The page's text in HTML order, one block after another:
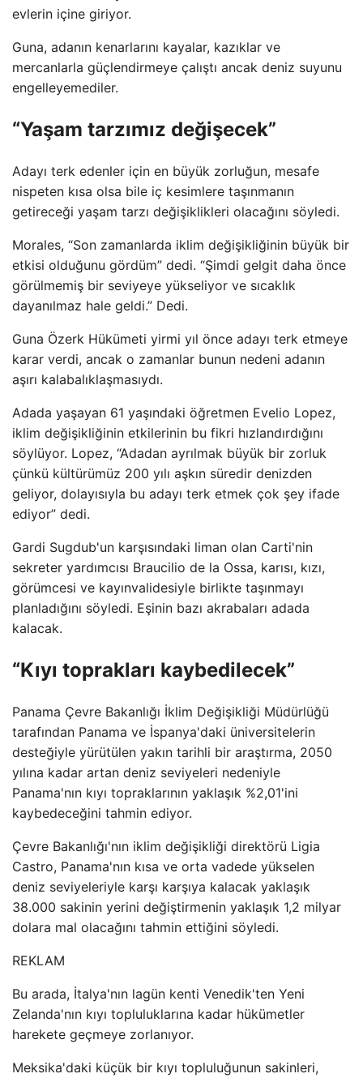
evlerin içine giriyor.
Guna, adanın kenarlarını kayalar, kazıklar ve
mercanlarla güçlendirmeye çalıştı ancak deniz suyunu
engelleyemediler.
“Yaşam tarzımız değişecek”
Adayı terk edenler için en büyük zorluğun, mesafe
nispeten kısa olsa bile iç kesimlere taşınmanın
getireceği yaşam tarzı değişiklikleri olacağını söyledi.
Morales, “Son zamanlarda iklim değişikliğinin büyük bir
etkisi olduğunu gördüm” dedi. “Şimdi gelgit daha önce
görülmemiş bir seviyeye yükseliyor ve sıcaklık
dayanılmaz hale geldi.” Dedi.
Guna Özerk Hükümeti yirmi yıl önce adayı terk etmeye
karar verdi, ancak o zamanlar bunun nedeni adanın
aşırı kalabalıklaşmasıydı.
Adada yaşayan 61 yaşındaki öğretmen Evelio Lopez,
iklim değişikliğinin etkilerinin bu fikri hızlandırdığını
söylüyor. Lopez, “Adadan ayrılmak büyük bir zorluk
çünkü kültürümüz 200 yılı aşkın süredir denizden
geliyor, dolayısıyla bu adayı terk etmek çok şey ifade
ediyor” dedi.
Gardi Sugdub'un karşısındaki liman olan Carti'nin
sekreter yardımcısı Braucilio de la Ossa, karısı, kızı,
görümcesi ve kayınvalidesiyle birlikte taşınmayı
planladığını söyledi. Eşinin bazı akrabaları adada
kalacak.
“Kıyı toprakları kaybedilecek”
Panama Çevre Bakanlığı İklim Değişikliği Müdürlüğü
tarafından Panama ve İspanya'daki üniversitelerin
desteğiyle yürütülen yakın tarihli bir araştırma, 2050
yılına kadar artan deniz seviyeleri nedeniyle
Panama'nın kıyı topraklarının yaklaşık %2,01'ini
kaybedeceğini tahmin ediyor.
Çevre Bakanlığı'nın iklim değişikliği direktörü Ligia
Castro, Panama'nın kısa ve orta vadede yükselen
deniz seviyeleriyle karşı karşıya kalacak yaklaşık
38.000 sakinin yerini değiştirmenin yaklaşık 1,2 milyar
dolara mal olacağını tahmin ettiğini söyledi.
REKLAM
Bu arada, İtalya'nın lagün kenti Venedik'ten Yeni
Zelanda'nın kıyı topluluklarına kadar hükümetler
harekete geçmeye zorlanıyor.
Meksika'daki küçük bir kıyı topluluğunun sakinleri,